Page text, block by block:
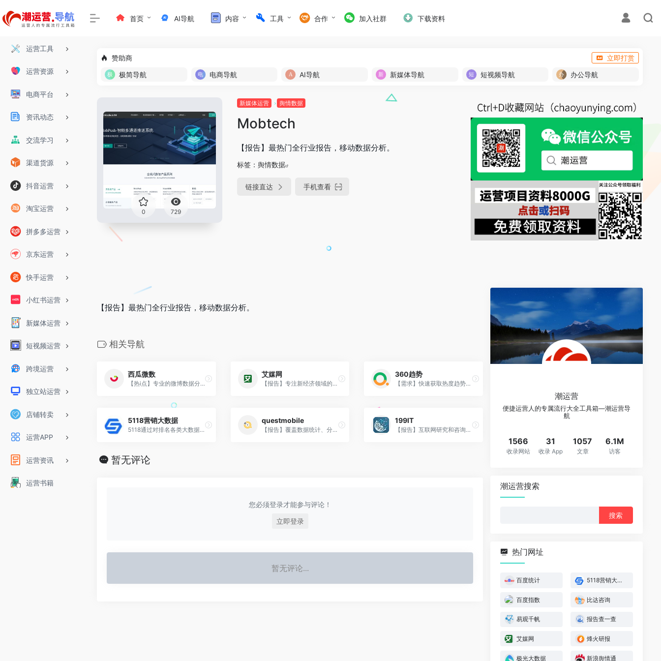
运营工具
运营资源
电商平台
资讯动态
交流学习
渠道货源
抖音运营
淘宝运营
拼多多运营
京东运营
快手运营
小红书运营
新媒体运营
短视频运营
跨境运营
独立站运营
店铺转卖
运营APP
运营资讯
运营书籍
首页 AI导航 内容 工具 合作 加入社群 下载资料
赞助商
立即打赏
极简导航
电商导航 AI导航 新媒体导航 短视频导航 办公导航
0 729
新媒体运营 舆情数据
Mobtech
【报告】最热门全行业报告，移动数据分析。
标签： 舆情数据
链接直达 手机查看
【报告】最热门全行业报告，移动数据分析。
相关导航
西瓜微数
【热i点】专业的微博数据分析平台。.
艾媒网
【报告】专注新经济领域的数据挖掘和数据报告分析机构。
360趋势
【需求】快速获取热度趋势、理解用户真实需求、了解关键字搜索的人群属性。
5118营销大数据
5118通过对排名各类大数据挖掘,提供关键词挖掘,行业词库,站群权重监控,关键词排名监控,指数词,流量词挖掘工具等排名工作人员必备百度站长工具平台
questmobile
【报告】覆盖数据统计、分析、挖掘，为企业提供完整的移动大数据解决方案。
199IT
【报告】互联网研究和咨询及IT行业数据人员和决策者提供一个数据共享平台。
暂无评论
您必须登录才能参与评论！
立即登录
暂无评论...
潮运营
便捷运营人的专属流行大全工具箱—潮运营导
航
1566
收录网站
31
收录 App
1057
文章
6.1M
访客
潮运营搜索
热门网址
百度统计 5118营销大数据
百度指数 比达咨询
易观千帆 报告查一查
艾媒网 烽火研报
极光大数据 新浪舆情通